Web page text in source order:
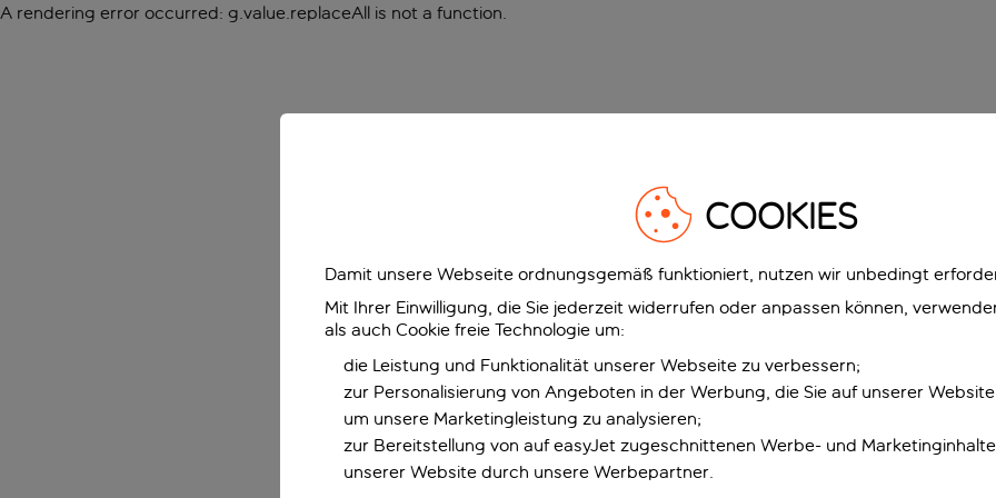
A rendering error occurred: g.value.replaceAll is not a function.
COOKIES
Damit unsere Webseite ordnungsgemäß funktioniert, nutzen wir unbedingt
Mit Ihrer Einwilligung, die Sie jederzeit widerrufen oder anpassen können,
als auch Cookie freie Technologie um:
die Leistung und Funktionalität unserer Webseite zu verbessern;
zur Personalisierung von Angeboten in der Werbung, die Sie auf unserer
um unsere Marketingleistung zu analysieren;
zur Bereitstellung von auf easyJet zugeschnittenen Werbe- und
unserer Website durch unsere Werbepartner.